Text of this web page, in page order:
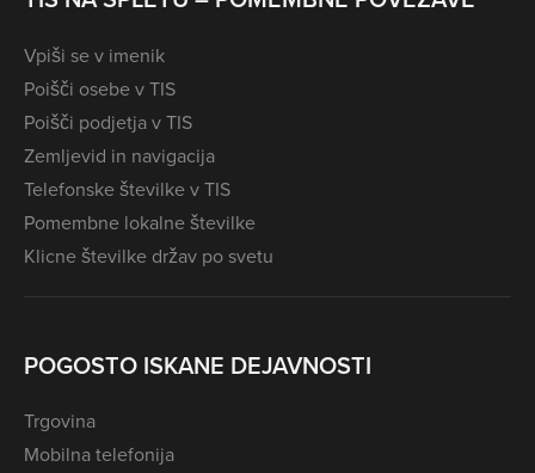
Vpiši se v imenik
Poišči osebe v TIS
Poišči podjetja v TIS
Zemljevid in navigacija
Telefonske številke v TIS
Pomembne lokalne številke
Klicne številke držav po svetu
POGOSTO ISKANE DEJAVNOSTI
Trgovina
Mobilna telefonija